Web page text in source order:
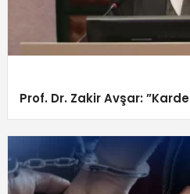
Prof. Dr. Zakir Avşar: